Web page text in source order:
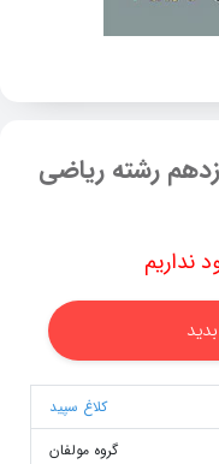
رشته ریاضی
نداریم
کلاغ سپید
گروه مولفان